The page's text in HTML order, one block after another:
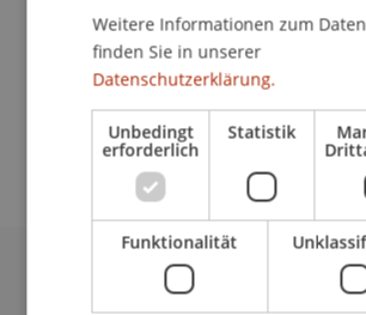
Antrittsvorlesung von Prof. Dr.
Güldenberg zum Thema "Produktive
Wissensarbeit?! Warum Frederick
wissenschaftliches Management
wichtig wird."
Universität Liechtenstein
Weitere Informationen zum
finden Sie in unserer
Datenschutzerklärung.
Unbedingt
erforderlich
Statistik
Funktionalität